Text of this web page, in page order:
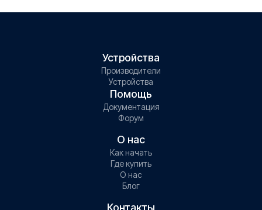
Устройства
Производители
Устройства
Помощь
Документация
Форум
О нас
Как начать
Где купить
О нас
Блог
Контакты